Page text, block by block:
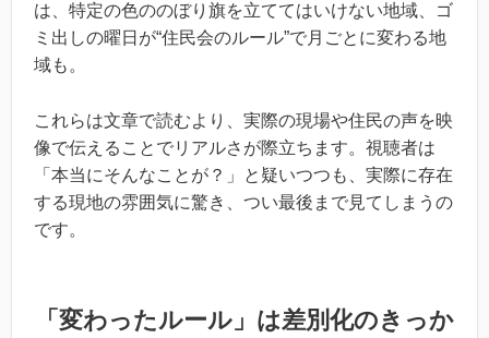
は、特定の色ののぼり旗を立ててはいけない地域、ゴ
ミ出しの曜日が“住民会のルール”で月ごとに変わる地
域も。
これらは文章で読むより、実際の現場や住民の声を映
像で伝えることでリアルさが際立ちます。視聴者は
「本当にそんなことが？」と疑いつつも、実際に存在
する現地の雰囲気に驚き、つい最後まで見てしまうの
です。
「変わったルール」は差別化のきっか